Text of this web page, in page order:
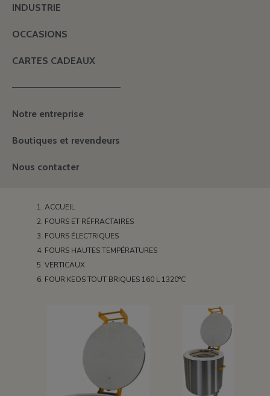
INDUSTRIE
OCCASIONS
CARTES CADEAUX
———————————————
Notre entreprise
Boutiques et revendeurs
Nous contacter
ACCUEIL
FOURS ET RÉFRACTAIRES
FOURS ÉLECTRIQUES
FOURS HAUTES TEMPÉRATURES
VERTICAUX
FOUR KEOS TOUT BRIQUES 160 L 1320°C